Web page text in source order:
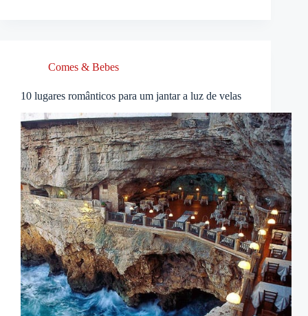
Comes & Bebes
10 lugares românticos para um jantar a luz de velas